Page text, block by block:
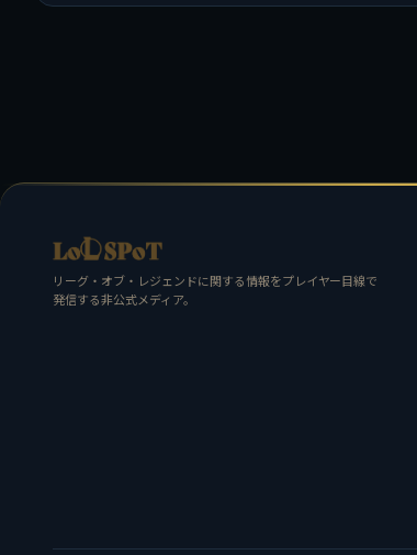
リーグ・オブ・レジェンドに関する情報をプレイヤー目線で
発信する非公式メディア。